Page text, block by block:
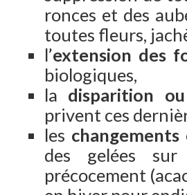
ronces et des
toutes fleurs,
l’extension des
biologiques,
la disparition
privent ces
les changements
des gelées
précocement